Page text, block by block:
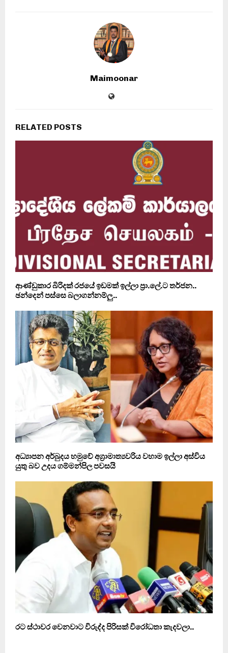
Maimoonar
RELATED POSTS
ආණ්ඩුකාර බිරිදක් රජයේ ඉඩමක් ඉල්ලා ප‍්‍රා.ලේ.ට තර්ජන..
ඡන්දෙන් පස්සෙ බලාගන්නම්ලු..
අධ්‍යාපන අර්බුදය හමුවේ අග්‍රාමාත්‍යවරිය වහාම ඉල්ලා අස්විය
යුතු බව උදය ගම්මන්පිල පවසයි
රට ස්ථාවර වෙනවාට විරුද්ද පිරිසක් විරෝධතා කැදවලා..